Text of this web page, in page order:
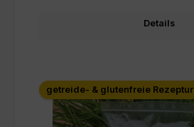
Details
getreide- & glutenfreie Rezeptur